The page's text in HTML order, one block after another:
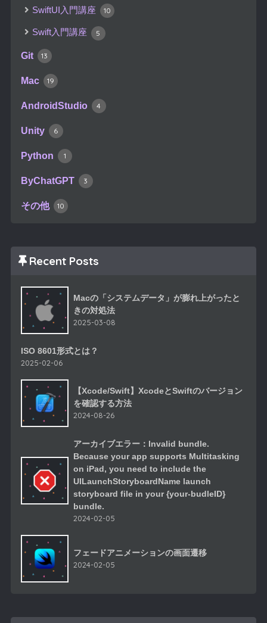
SwiftUI入門講座 10
Swift入門講座 5
Git 13
Mac 19
AndroidStudio 4
Unity 6
Python 1
ByChatGPT 3
その他 10
Recent Posts
Macの「システムデータ」が膨れ上がったと
きの対処法
2025-03-08
ISO 8601形式とは？
2025-02-06
【Xcode/Swift】XcodeとSwiftのバージョン
を確認する方法
2024-08-26
アーカイブエラー：Invalid bundle.
Because your app supports Multitasking
on iPad, you need to include the
UILaunchStoryboardName launch
storyboard file in your {your-budleID}
bundle.
2024-02-05
フェードアニメーションの画面遷移
2024-02-05